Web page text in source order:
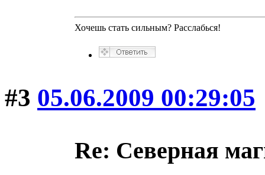
Хочешь стать сильным? Расслабься!
#3 05.06.2009 00:29:05
Re: Северная